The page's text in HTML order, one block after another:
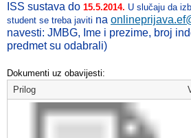
ISS sustava do 15.5.2014. U slučaju da
student se treba javiti na
navesti: JMBG, me i prezime, broj
predmet su odabrali)
Dokumenti uz obavijesti:
Prilog